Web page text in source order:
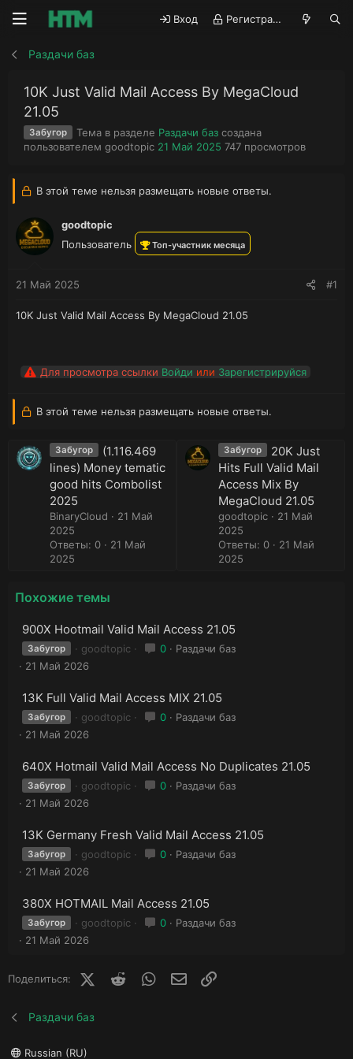
Вход Регистрация
Раздачи баз
10K Just Valid Mail Access By MegaCloud
21.05
Забугор Тема в разделе Раздачи базсоздана
пользователем А
о
е
м
goodtopic Д
а
ч
а
л
21 Май 2025 П
с
т
р
ы
747 просмотров
В этой теме нельзя размещать новые ответы.
goodtopic
Пользователь
Топ-участник месяца
21 Май 2025 #1
10K Just Valid Mail Access By MegaCloud 21.05
Для просмотра ссылки Войди или Зарегистрируйся
В этой теме нельзя размещать новые ответы.
Забугор
(1.116.469
lines) Money tematic
good hits Combolist
2025
BinaryCloud
21 Май
2025
Ответы: 0
21 Май
2025
Забугор
20K Just
Hits Full Valid Mail
Access Mix By
MegaCloud 21.05
goodtopic
21 Май
2025
Ответы: 0
21 Май
2025
Похожие темы
900X Hootmail Valid Mail Access 21.05
Забугор goodtopic 0
Раздачи баз
21 Май 2026
13K Full Valid Mail Access MIX 21.05
Забугор goodtopic 0
Раздачи баз
21 Май 2026
640X Hotmail Valid Mail Access No Duplicates 21.05
Забугор goodtopic 0
Раздачи баз
21 Май 2026
13K Germany Fresh Valid Mail Access 21.05
Забугор goodtopic 0
Раздачи баз
21 Май 2026
380X HOTMAIL Mail Access 21.05
Забугор goodtopic 0
Раздачи баз
21 Май 2026
Поделиться: X (Twitter)Reddit WhatsApp
E-mail
Раздачи баз
Russian (RU)